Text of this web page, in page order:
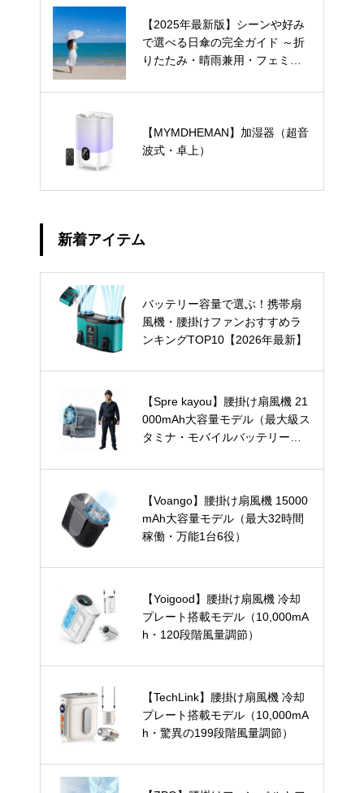
【2025年最新版】シーンや好み
で選べる日傘の完全ガイド ～折
りたたみ・晴雨兼用・フェミニ
量・メンズ・くすみカラーま
【MYMDHEMAN】加湿器（超音
波式・卓上）
新着アイテム
バッテリー容量で選ぶ！携帯扇
風機・腰掛けファンおすすめラ
ンキングTOP10【2026年最新】
【Spre kayou】腰掛け扇風機 21
000mAh大容量モデル（最大級ス
タミナ・モバイルバッテリー兼
【Voango】腰掛け扇風機 15000
mAh大容量モデル（最大32時間
稼働・万能1台6役）
【Yoigood】腰掛け扇風機 冷却
プレート搭載モデル（10,000mA
h・120段階風量調節）
【TechLink】腰掛け扇風機 冷却
プレート搭載モデル（10,000mA
h・驚異の199段階風量調節）